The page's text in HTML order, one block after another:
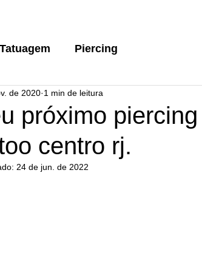
Tatuagem Piercing
próximo
centro rj.
de 2020 1 min de leitura
24 de jun. de 2022